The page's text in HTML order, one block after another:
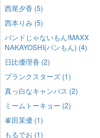
西尾夕香 (5)
西本りみ (5)
バンドじゃないもん!MAXX
NAKAYOSHI(バンもん) (4)
日比優理香 (2)
プランクスターズ (1)
真っ白なキャンバス (2)
ミームトーキョー (2)
峯田茉優 (1)
もるでお (1)